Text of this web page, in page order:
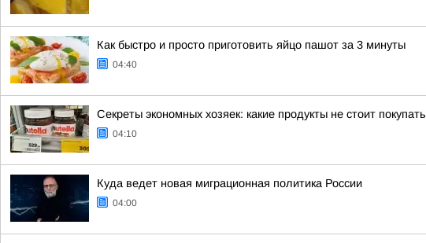
Как быстро и просто приготовить яйцо пашот за 3 минуты
04:40
Секреты экономных хозяек: какие продукты не стоит покупать
04:10
Куда ведет новая миграционная политика России
04:00